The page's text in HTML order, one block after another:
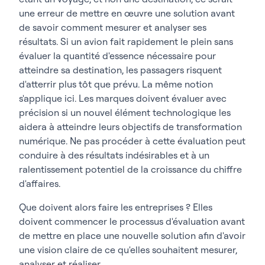
une erreur de mettre en œuvre une solution avant
de savoir comment mesurer et analyser ses
résultats. Si un avion fait rapidement le plein sans
évaluer la quantité d'essence nécessaire pour
atteindre sa destination, les passagers risquent
d'atterrir plus tôt que prévu. La même notion
s'applique ici. Les marques doivent évaluer avec
précision si un nouvel élément technologique les
aidera à atteindre leurs objectifs de transformation
numérique. Ne pas procéder à cette évaluation peut
conduire à des résultats indésirables et à un
ralentissement potentiel de la croissance du chiffre
d'affaires.
Que doivent alors faire les entreprises ? Elles
doivent commencer le processus d'évaluation avant
de mettre en place une nouvelle solution afin d'avoir
une vision claire de ce qu'elles souhaitent mesurer,